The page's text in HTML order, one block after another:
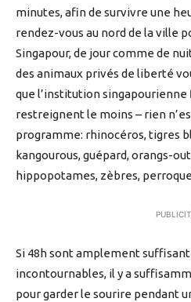
minutes, afin de survivre une
rendez-vous au nord de la ville
Singapour, de jour comme de
des animaux privés de liberté
que l’institution
restreignent le moins – rien
programme: rhinocéros, tigres
kangourous, guépard, orangs-
hippopotames, zèbres,
Si 48h sont amplement
incontournables, il y a
pour garder le sourire pendant